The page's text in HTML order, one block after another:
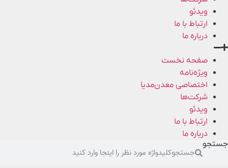
ویدئو
ارتباط با ما
درباره ما
صفحه نخست
ویژه‌نامه
اختصاصی معدن‌مدیا
شرکت‌ها
ویدئو
ارتباط با ما
درباره ما
جستجو
جستجو